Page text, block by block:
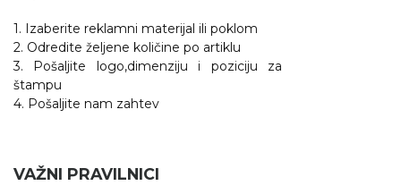
1. Izaberite reklamni materijal ili poklom
2. Odredite željene količine po artiklu
3. Pošaljite logo,dimenziju i poziciju za
štampu
4. Pošaljite nam zahtev
VAŽNI PRAVILNICI